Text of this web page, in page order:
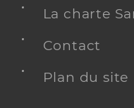
La charte
Contact
Plan du site